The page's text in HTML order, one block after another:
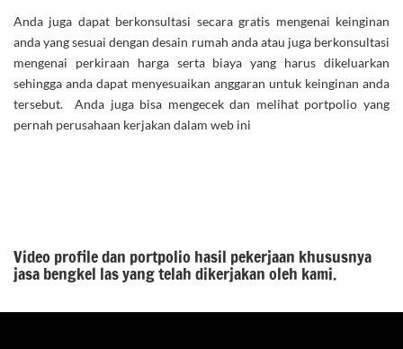
Anda juga dapat berkonsultasi secara gratis mengenai keinginan
anda yang sesuai dengan desain rumah anda atau juga berkonsultasi
mengenai perkiraan harga serta biaya yang harus dikeluarkan
sehingga anda dapat menyesuaikan anggaran untuk keinginan anda
tersebut. Anda juga bisa mengecek dan melihat portpolio yang
pernah perusahaan kerjakan dalam web ini
Video profile dan portpolio hasil pekerjaan khususnya
jasa bengkel las yang telah dikerjakan oleh kami.